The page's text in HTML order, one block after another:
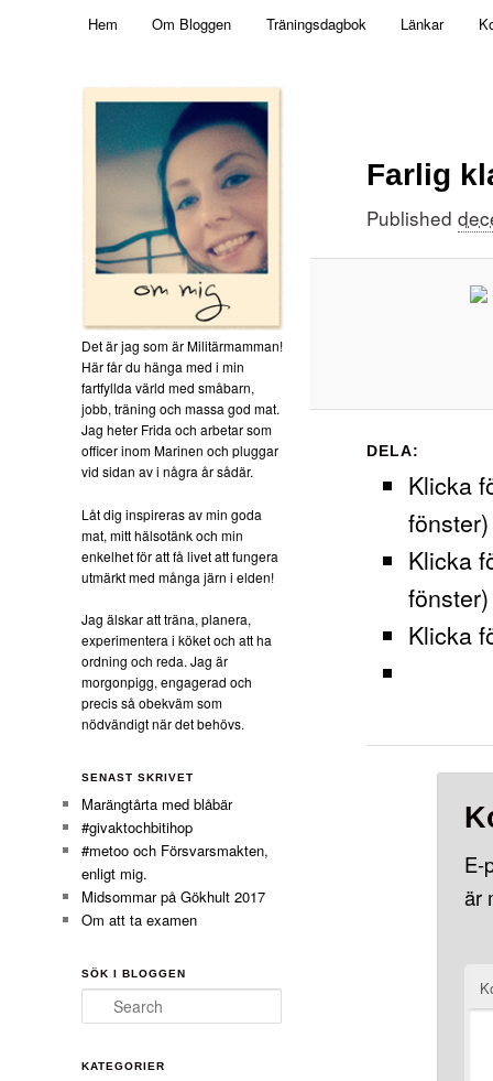
Militärmamman
Skip to primary content
Hem Om Bloggen Träningsdagbok Länkar
Farlig
Published
DELA:
Klicka
fönster)
Klicka
fönster)
Klicka
E-
är
Det är jag som är Militärmamman!
Här får du hänga med i min
fartfyllda värld med småbarn,
jobb, träning och massa god mat.
Jag heter Frida och arbetar som
officer inom Marinen och pluggar
vid sidan av i några år sådär.
Låt dig inspireras av min goda
mat, mitt hälsotänk och min
enkelhet för att få livet att fungera
utmärkt med många järn i elden!
Jag älskar att träna, planera,
experimentera i köket och att ha
ordning och reda. Jag är
morgonpigg, engagerad och
precis så obekväm som
nödvändigt när det behövs.
SENAST SKRIVET
Marängtårta med blåbär
#givaktochbitihop
#metoo och Försvarsmakten,
enligt mig.
Midsommar på Gökhult 2017
Om att ta examen
SÖK I BLOGGEN
Search
KATEGORIER